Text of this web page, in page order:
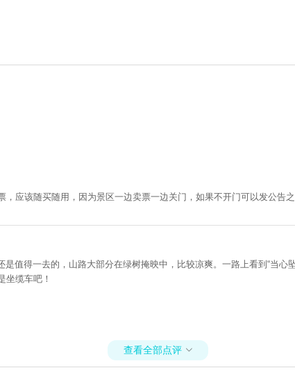
应该随买随用，因为景区一边卖票一边关门，如果不开门可以发公告
值得一去的，山路大部分在绿树掩映中，比较凉爽。一路上看到“当
坐缆车吧！
查看全部点评 